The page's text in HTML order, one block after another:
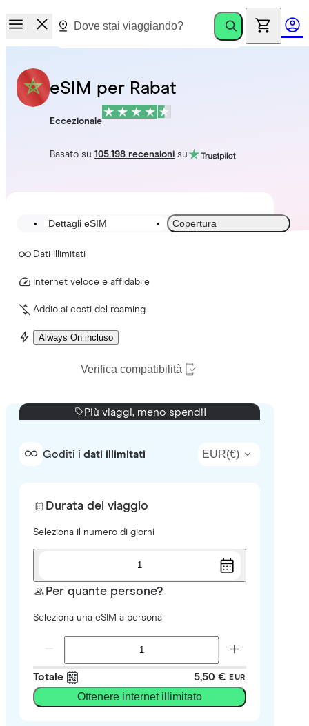
eSIM per Rabat
Eccezionale
Basato su105.198 recensioni su
Dettagli eSIM Copertura
Dati illimitati
Internet veloce e affidabile
Addio ai costi del roaming
Always On incluso
Verifica compatibilità
Più viaggi, meno spendi!
Goditi i dati illimitati EUR(€)
Durata del viaggio
Seleziona il numero di giorni
1
Per quante persone?
Seleziona una eSIM a persona
Totale 5,50 € EUR
Ottenere internet illimitato